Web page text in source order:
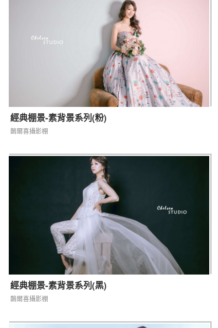
經典棚景-素背景系列(粉)
鵲爾喜攝影棚
經典棚景-素背景系列(黑)
鵲爾喜攝影棚